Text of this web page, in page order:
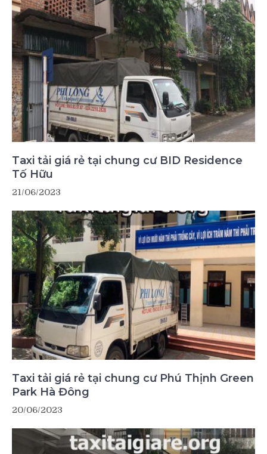
Taxi tải giá rẻ tại chung cư BID Residence
Tố Hữu
21/06/2023
Taxi tải giá rẻ tại chung cư Phú Thịnh Green
Park Hà Đông
20/06/2023